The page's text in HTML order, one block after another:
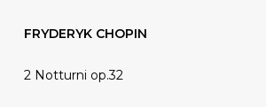
FRYDERYK CHOPIN
2 Notturni op.32